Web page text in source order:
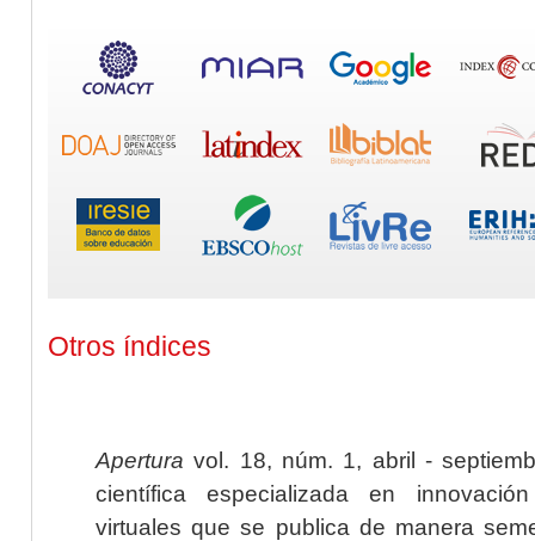
Otros índices
Apertura vol. 18, núm. 1, abril -
científica especializada en
virtuales que se publica de manera